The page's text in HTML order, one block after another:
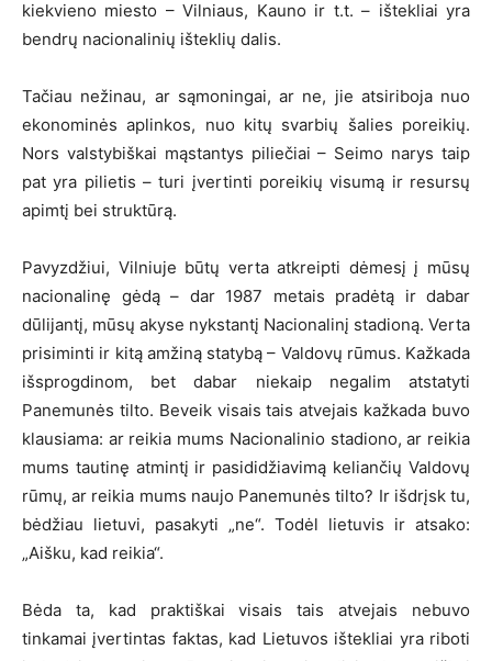
kiekvieno miesto – Vilniaus, Kauno ir t.t. – ištekliai yra
bendrų nacionalinių išteklių dalis.
Tačiau nežinau, ar sąmoningai, ar ne, jie atsiriboja nuo
ekonominės aplinkos, nuo kitų svarbių šalies poreikių.
Nors valstybiškai mąstantys piliečiai – Seimo narys taip
pat yra pilietis – turi įvertinti poreikių visumą ir resursų
apimtį bei struktūrą.
Pavyzdžiui, Vilniuje būtų verta atkreipti dėmesį į mūsų
nacionalinę gėdą – dar 1987 metais pradėtą ir dabar
dūlijantį, mūsų akyse nykstantį Nacionalinį stadioną. Verta
prisiminti ir kitą amžiną statybą – Valdovų rūmus. Kažkada
išsprogdinom, bet dabar niekaip negalim atstatyti
Panemunės tilto. Beveik visais tais atvejais kažkada buvo
klausiama: ar reikia mums Nacionalinio stadiono, ar reikia
mums tautinę atmintį ir pasididžiavimą keliančių Valdovų
rūmų, ar reikia mums naujo Panemunės tilto? Ir išdrįsk tu,
bėdžiau lietuvi, pasakyti „ne“. Todėl lietuvis ir atsako:
„Aišku, kad reikia“.
Bėda ta, kad praktiškai visais tais atvejais nebuvo
tinkamai įvertintas faktas, kad Lietuvos ištekliai yra riboti